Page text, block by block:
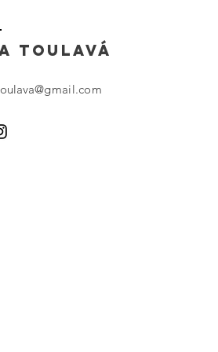
TOULAVÁ
@gmail.com